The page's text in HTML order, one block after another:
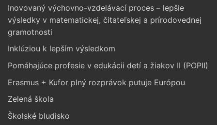
Inovovaný výchovno-vzdelávací proces – lepšie
výsledky v matematickej, čitateľskej a prírodovednej
gramotnosti
Inklúziou k lepším výsledkom
Pomáhajúce profesie v edukácii detí a žiakov II (POPII)
Erasmus + Kufor plný rozprávok putuje Európou
Zelená škola
Školské bludisko